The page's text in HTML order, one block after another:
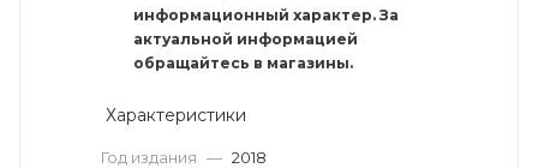
информационный характер. За
актуальной информацией
обращайтесь в магазины.
Характеристики
Год издания — 2018